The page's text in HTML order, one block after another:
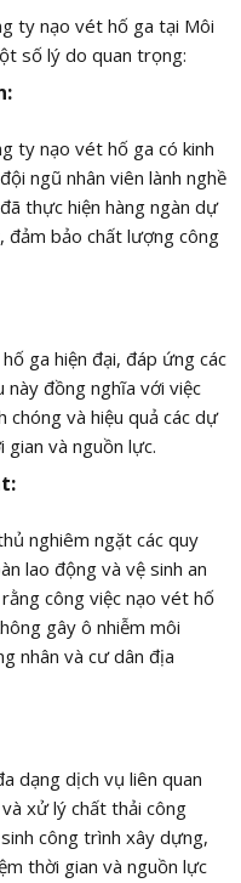
ty nạo vét hố ga tại Môi
số lý do quan trọng:
ty nạo vét hố ga có kinh
ngũ nhân viên lành nghề
thực hiện hàng ngàn dự
đảm bảo chất lượng công
ga hiện đại, đáp ứng các
này đồng nghĩa với việc
chóng và hiệu quả các dự
và nguồn lực.
nghiêm ngặt các quy
lao động và vệ sinh an
công việc nạo vét hố
gây ô nhiễm môi
nhân và cư dân địa
dạng dịch vụ liên quan
xử lý chất thải công
công trình xây dựng,
thời gian và nguồn lực